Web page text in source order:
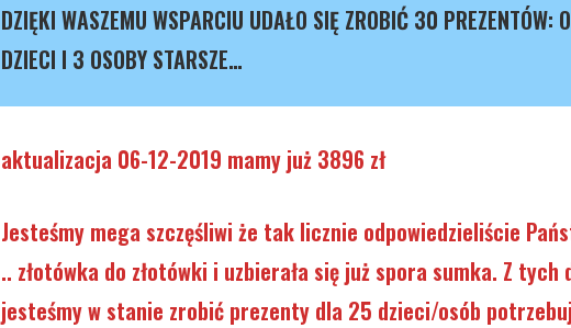
DZIĘKI WASZEMU WSPARCIU UDAŁO SIĘ ZROBIĆ 30 PREZENTÓW:
DZIECI I 3 OSOBY STARSZE…
aktualizacja 06-12-2019 mamy już 3896 zł
Jesteśmy mega szczęśliwi że tak licznie odpowiedzieliście
.. złotówka do złotówki i uzbierała się już spora sumka. Z tych
jesteśmy w stanie zrobić prezenty dla 25 dzieci/osób